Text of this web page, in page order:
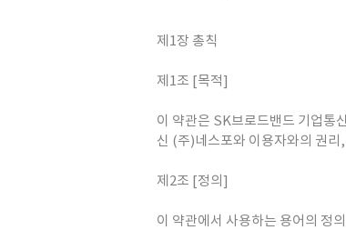
제1장 총칙
제1조 [목적]
이 약관은 SK브로드밴드 기업통
신 (주)네스포와 이용자와의 권리
제2조 [정의]
이 약관에서 사용하는 용어의 정